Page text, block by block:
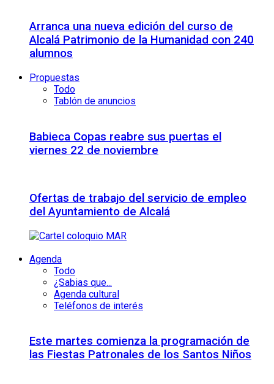
Arranca una nueva edición del curso de
Alcalá Patrimonio de la Humanidad con 240
alumnos
Propuestas
Todo
Tablón de anuncios
Babieca Copas reabre sus puertas el
viernes 22 de noviembre
Ofertas de trabajo del servicio de empleo
del Ayuntamiento de Alcalá
Agenda
Todo
¿Sabias que...
Agenda cultural
Teléfonos de interés
Este martes comienza la programación de
las Fiestas Patronales de los Santos Niños